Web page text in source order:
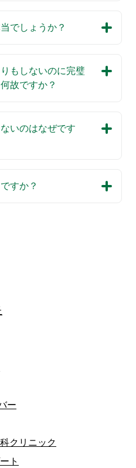
でしょうか？
もしないのに完璧
故ですか？
いのはなぜです
すか？
ー
クリニック
ト